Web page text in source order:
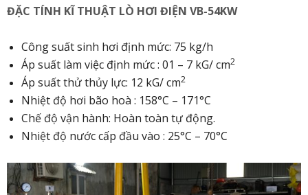
ĐẶC TÍNH KĨ THUẬT LÒ HƠI ĐIỆN VB-54KW
Công suất sinh hơi định mức: 75 kg/h
Áp suất làm việc định mức : 01 – 7 kG/ cm2
Áp suất thử thủy lực: 12 kG/ cm2
Nhiệt độ hơi bão hoà : 158°C – 171°C
Chế độ vận hành: Hoàn toàn tự động.
Nhiệt độ nước cấp đầu vào : 25°C – 70°C